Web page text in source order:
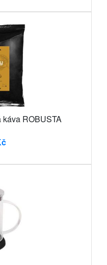
káva ROBUSTA